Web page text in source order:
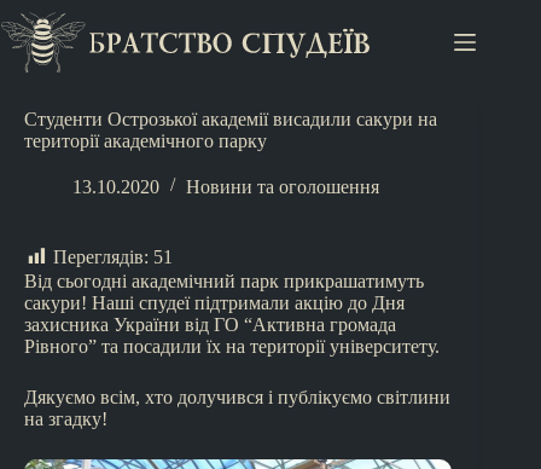
Студенти Острозької академії висадили сакури на
території академічного парку
13.10.2020 Новини та оголошення
Переглядів: 51
Від сьогодні академічний парк прикрашатимуть
сакури! Наші спудеї підтримали акцію до Дня
захисника України від ГО “Активна громада
Рівного” та посадили їх на території університету.
Дякуємо всім, хто долучився і публікуємо світлини
на згадку!